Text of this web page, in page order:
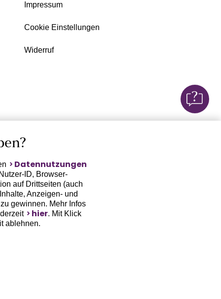
Impressum
Cookie Einstellungen
Widerruf
Datennutzungen
ID, Browser-
auf Drittseiten (auch
Anzeigen- und
gewinnen. Mehr Infos
hier. Mit Klick
ablehnen.
oder die
auch zu eigenen
auch deren